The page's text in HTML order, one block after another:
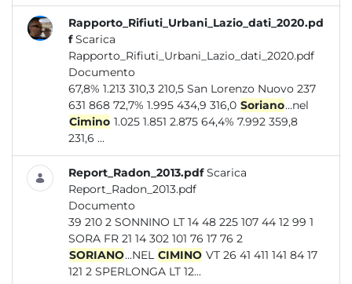
Rapporto_Rifiuti_Urbani_Lazio_dati_2020.pd
f Scarica
Rapporto_Rifiuti_Urbani_Lazio_dati_2020.pdf
Documento
67,8% 1.213 310,3 210,5 San Lorenzo Nuovo 237
631 868 72,7% 1.995 434,9 316,0 Soriano...nel
Cimino 1.025 1.851 2.875 64,4% 7.992 359,8
231,6 ...
Report_Radon_2013.pdf Scarica
Report_Radon_2013.pdf
Documento
39 210 2 SONNINO LT 14 48 225 107 44 12 99 1
SORA FR 21 14 302 101 76 17 76 2
SORIANO...NEL CIMINO VT 26 41 411 141 84 17
121 2 SPERLONGA LT 12...